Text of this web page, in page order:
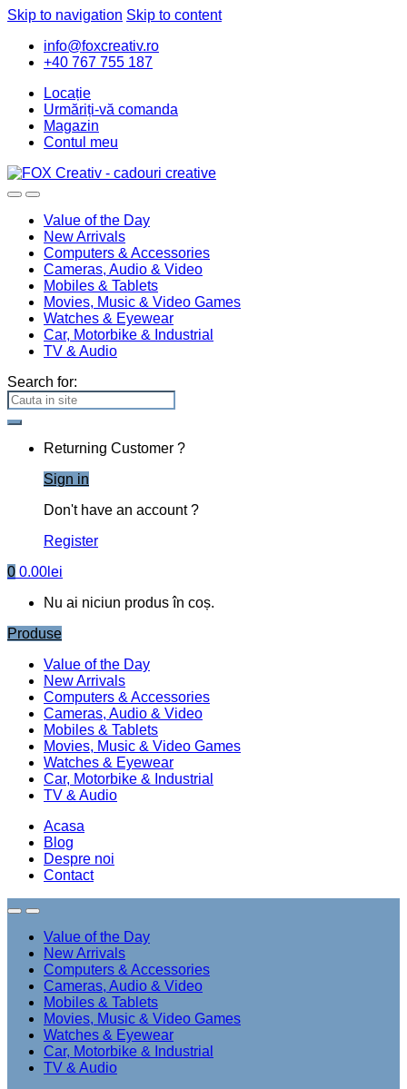
Skip to navigation Skip to content
info@foxcreativ.ro
+40 767 755 187
Locație
Urmăriți-vă comanda
Magazin
Contul meu
Value of the Day
New Arrivals
Computers & Accessories
Cameras, Audio & Video
Mobiles & Tablets
Movies, Music & Video Games
Watches & Eyewear
Car, Motorbike & Industrial
TV & Audio
Search for:
Returning Customer ?
Sign in
Don't have an account ?
Register
0 0.00 lei
Nu ai niciun produs în coș.
Produse
Value of the Day
New Arrivals
Computers & Accessories
Cameras, Audio & Video
Mobiles & Tablets
Movies, Music & Video Games
Watches & Eyewear
Car, Motorbike & Industrial
TV & Audio
Acasa
Blog
Despre noi
Contact
Value of the Day
New Arrivals
Computers & Accessories
Cameras, Audio & Video
Mobiles & Tablets
Movies, Music & Video Games
Watches & Eyewear
Car, Motorbike & Industrial
TV & Audio